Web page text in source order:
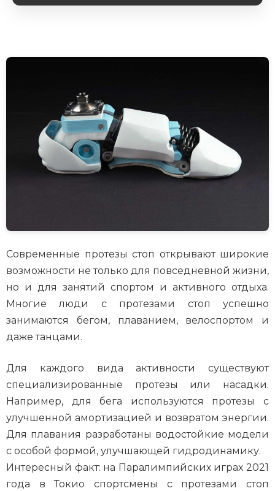
Современные протезы стоп открывают широкие
возможности не только для повседневной жизни,
но и для занятий спортом и активного отдыха.
Многие люди с протезами стоп успешно
занимаются бегом, плаванием, велоспортом и
даже танцами.
Для каждого вида активности существуют
специализированные протезы или насадки.
Например, для бега используются протезы с
улучшенной амортизацией и возвратом энергии.
Для плавания разработаны водостойкие модели
с особой формой, улучшающей гидродинамику.
Интересный факт: на Паралимпийских играх 2021
года в Токио спортсмены с протезами стоп